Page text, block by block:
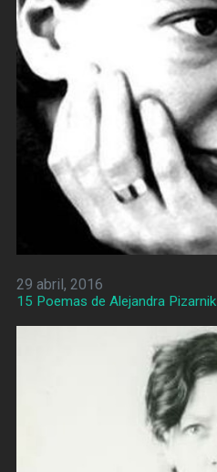
29 abril, 2016
15 Poemas de Alejandra Pizarnik